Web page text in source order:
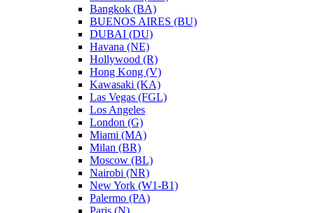
Bangkok (BA)
BUENOS AIRES (BU)
DUBAI (DU)
Havana (NE)
Hollywood (R)
Hong Kong (V)
Kawasaki (KA)
Las Vegas (FGL)
Los Angeles
London (G)
Miami (MA)
Milan (BR)
Moscow (BL)
Nairobi (NR)
New York (W1-B1)
Palermo (PA)
Paris (N)